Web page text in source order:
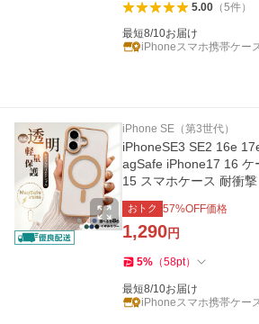
5.00（5件）
最短8/10お届け
iPhoneスマホ携帯ケー
iPhone SE（第3世代）
iPhoneSE3 SE2 16e
agSafe iPhone17 16 ケ
15 スマホケース 耐衝
12 14 カバー
おトク 57%OFF価格
1,290円
5% （58pt）
最短8/10お届け
iPhoneスマホ携帯ケー